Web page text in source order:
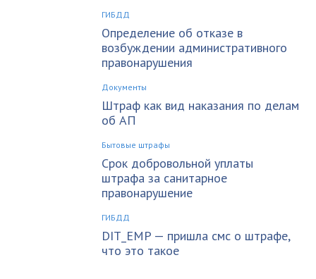
ГИБДД
Определение об отказе в
возбуждении административного
правонарушения
Документы
Штраф как вид наказания по делам
об АП
Бытовые штрафы
Срок добровольной уплаты
штрафа за санитарное
правонарушение
ГИБДД
DIT_EMP — пришла смс о штрафе,
что это такое